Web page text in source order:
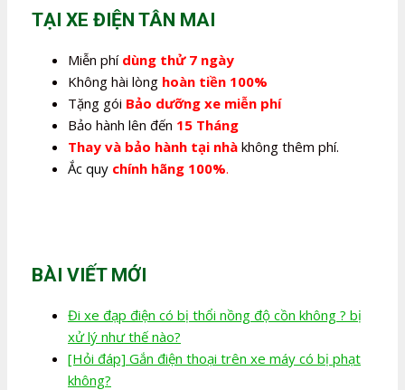
TẠI XE ĐIỆN TÂN MAI
Miễn phí dùng thử 7 ngày
Không hài lòng hoàn tiền 100%
Tặng gói Bảo dưỡng xe miễn phí
Bảo hành lên đến 15 Tháng
Thay và bảo hành tại nhà không thêm phí.
Ắc quy chính hãng 100%.
BÀI VIẾT MỚI
Đi xe đạp điện có bị thổi nồng độ cồn không ? bị
xử lý như thế nào?
[Hỏi đáp] Gắn điện thoại trên xe máy có bị phạt
không?